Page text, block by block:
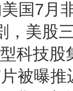
国7月
，美股
科技
被曝